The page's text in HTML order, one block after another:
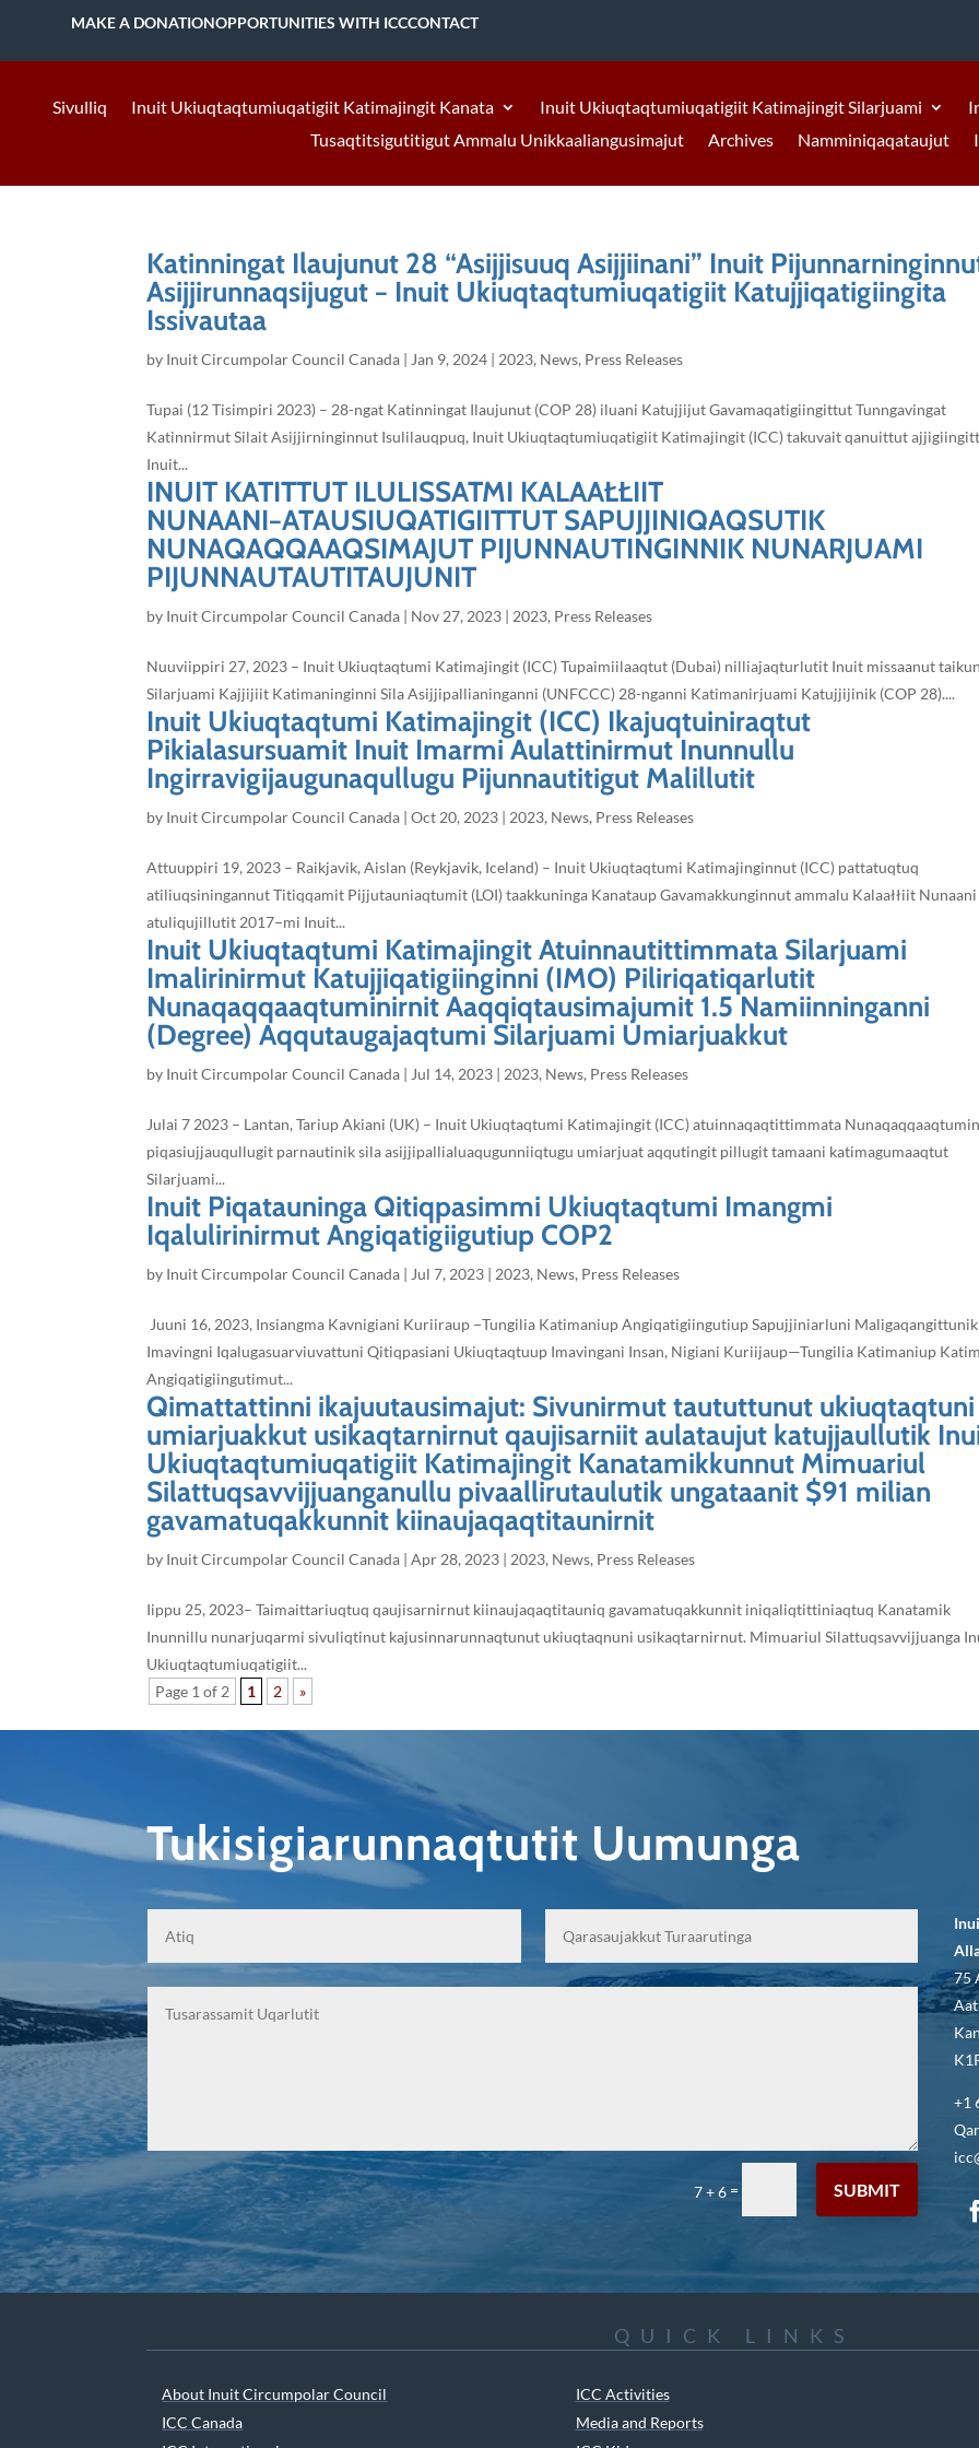
MAKE A DONATIONOPPORTUNITIES WITH ICCCONTACT
Sivulliq Inuit Ukiuqtaqtumiuqatigiit Katimajingit Kanata Inuit Ukiuqtaqtumiuqatigiit Katimajingit Silarjuami
Tusaqtitsigutitigut Ammalu Unikkaaliangusimajut
Archives Namminiqaqataujut
Katinningat Ilaujunut 28 “Asijjisuuq Asijjiinani” Inuit
Asijjirunnaqsijugut − Inuit Ukiuqtaqtumiuqatigiit Katujjiqatigiingita
Issivautaa
by Inuit Circumpolar Council Canada | Jan 9, 2024 | 2023, News, Press Releases
Tupai (12 Tisimpiri 2023) – 28-ngat Katinningat Ilaujunut (COP 28) iluani Katujjijut Gavamaqatigiingittut Tunngavingat
Katinnirmut Silait Asijjirninginnut Isulilauqpuq, Inuit Ukiuqtaqtumiuqatigiit Katimajingit (ICC) takuvait qanuittut
Inuit...
INUIT KATITTUT ILULISSATMI KALAAŁŁIIT
NUNAANI−ATAUSIUQATIGIITTUT SAPUJJINIQAQSUTIK
NUNAQAQQAAQSIMAJUT PIJUNNAUTINGINNIK NUNARJUAMI
PIJUNNAUTAUTITAUJUNIT
by Inuit Circumpolar Council Canada | Nov 27, 2023 | 2023, Press Releases
Nuuviippiri 27, 2023 – Inuit Ukiuqtaqtumi Katimajingit (ICC) Tupaimiilaaqtut (Dubai) nilliajaqturlutit Inuit missaanut
Silarjuami Kajjijiit Katimaninginni Sila Asijjipallianinganni (UNFCCC) 28-nganni Katimanirjuami Katujjijinik (COP 28)....
Inuit Ukiuqtaqtumi Katimajingit (ICC) Ikajuqtuiniraqtut
Pikialasursuamit Inuit Imarmi Aulattinirmut Inunnullu
Ingirravigijaugunaqullugu Pijunnautitigut Malillutit
by Inuit Circumpolar Council Canada |Oct 20, 2023 | 2023, News, Press Releases
Attuuppiri 19, 2023 – Raikjavik, Aislan (Reykjavik, Iceland) – Inuit Ukiuqtaqtumi Katimajinginnut (ICC) pattatuqtuq
atiliuqsiningannut Titiqqamit Pijjutauniaqtumit (LOI) taakkuninga Kanataup Gavamakkunginnut ammalu Kalaałłiit Nunaani
atuliqujillutit 2017−mi Inuit...
Inuit Ukiuqtaqtumi Katimajingit Atuinnautittimmata Silarjuami
Imalirinirmut Katujjiqatigiinginni (IMO) Piliriqatiqarlutit
Nunaqaqqaaqtuminirnit Aaqqiqtausimajumit 1.5 Namiinninganni
(Degree) Aqqutaugajaqtumi Silarjuami Umiarjuakkut
by Inuit Circumpolar Council Canada | Jul 14, 2023 | 2023, News, Press Releases
Julai 7 2023 – Lantan, Tariup Akiani (UK) – Inuit Ukiuqtaqtumi Katimajingit (ICC) atuinnaqaqtittimmata
piqasiujjauqullugit parnautinik sila asijjipallialuaqugunniiqtugu umiarjuat aqqutingit pillugit tamaani katimagumaaqtut
Silarjuami...
Inuit Piqatauninga Qitiqpasimmi Ukiuqtaqtumi Imangmi
Iqalulirinirmut Angiqatigiigutiup COP2
by Inuit Circumpolar Council Canada | Jul 7, 2023 | 2023, News, Press Releases
Juuni 16, 2023, Insiangma Kavnigiani Kuriiraup −Tungilia Katimaniup Angiqatigiingutiup Sapujjiniarluni Maligaqangittunik
Imavingni Iqalugasuarviuvattuni Qitiqpasiani Ukiuqtaqtuup Imavingani Insan, Nigiani Kuriijaup—Tungilia Katimaniup
Angiqatigiingutimut...
Qimattattinni ikajuutausimajut: Sivunirmut taututtunut ukiuqtaqtuni
umiarjuakkut usikaqtarnirnut qaujisarniit aulataujut katujjaullutik
Ukiuqtaqtumiuqatigiit Katimajingit Kanatamikkunnut Mimuariul
Silattuqsavvijjuanganullu pivaallirutaulutik ungataanit $91 milian
gavamatuqakkunnit kiinaujaqaqtitaunirnit
by Inuit Circumpolar Council Canada |Apr 28, 2023 | 2023, News, Press Releases
Iippu 25, 2023– Taimaittariuqtuq qaujisarnirnut kiinaujaqaqtitauniq gavamatuqakkunnit iniqaliqtittiniaqtuq Kanatamik
Inunnillu nunarjuqarmi sivuliqtinut kajusinnarunnaqtunut ukiuqtaqnuni usikaqtarnirnut. Mimuariul Silattuqsavvijjuanga
Ukiuqtaqtumiuqatigiit...
Page 1 of 2
1 2 »
Tukisigiarunnaqtutit Uumunga
7 + 6 = SUBMIT
75
+1
QUICK LINKS
About Inuit Circumpolar Council
ICC Canada
ICC Activities
Media and Reports